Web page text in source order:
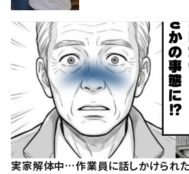
実家解体中…作業員に話しかけられた